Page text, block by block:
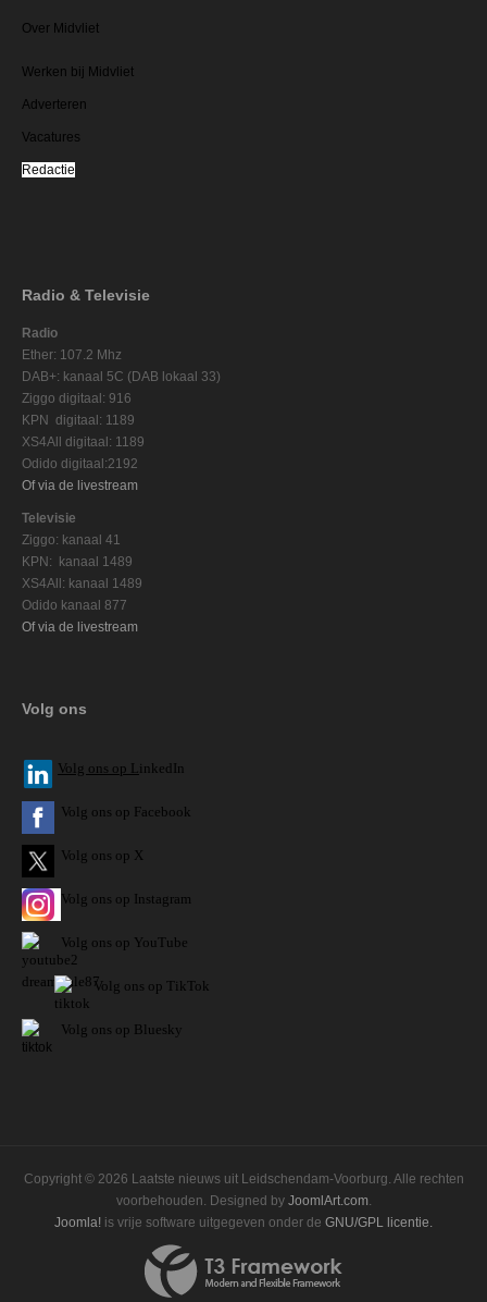
Over Midvliet
Werken bij Midvliet
Adverteren
Vacatures
Redactie
Radio & Televisie
Radio
Ether: 107.2 Mhz
DAB+: kanaal 5C (DAB lokaal 33)
Ziggo digitaal: 916
KPN digitaal: 1189
XS4All digitaal: 1189
Odido digitaal:2192
Of via de livestream
Televisie
Ziggo: kanaal 41
KPN: kanaal 1489
XS4All: kanaal 1489
Odido kanaal 877
Of via de livestream
Volg ons
Volg ons op L inkedIn
Volg ons op Facebook
Volg ons op X
Volg ons op Instagram
Volg ons op YouTube
Volg ons op TikTok
Volg ons op Bluesky
Copyright © 2026 Laatste nieuws uit Leidschendam-Voorburg. Alle rechten
voorbehouden. Designed by JoomlArt.com.
Joomla! is vrije software uitgegeven onder de GNU/GPL licentie.